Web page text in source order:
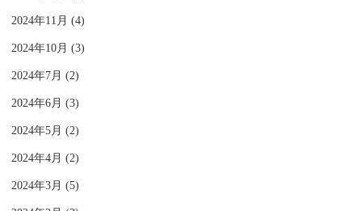
2024年11月 (4)
2024年10月 (3)
2024年7月 (2)
2024年6月 (3)
2024年5月 (2)
2024年4月 (2)
2024年3月 (5)